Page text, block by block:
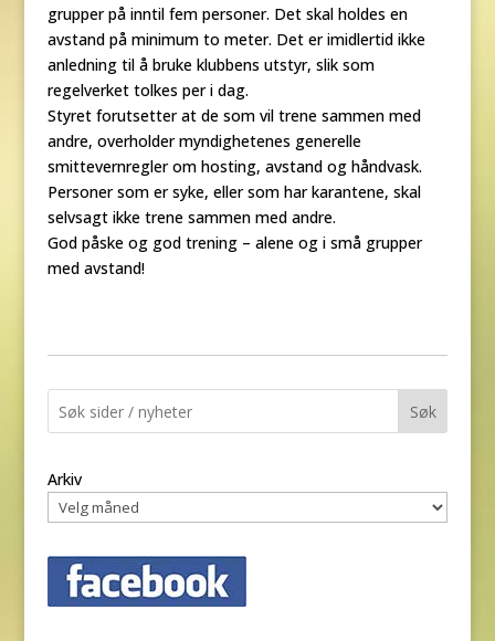
grupper på inntil fem personer. Det skal holdes en
avstand på minimum to meter. Det er imidlertid ikke
anledning til å bruke klubbens utstyr, slik som
regelverket tolkes per i dag.
Styret forutsetter at de som vil trene sammen med
andre, overholder myndighetenes generelle
smittevernregler om hosting, avstand og håndvask.
Personer som er syke, eller som har karantene, skal
selvsagt ikke trene sammen med andre.
God påske og god trening – alene og i små grupper
med avstand!
Søk
Arkiv